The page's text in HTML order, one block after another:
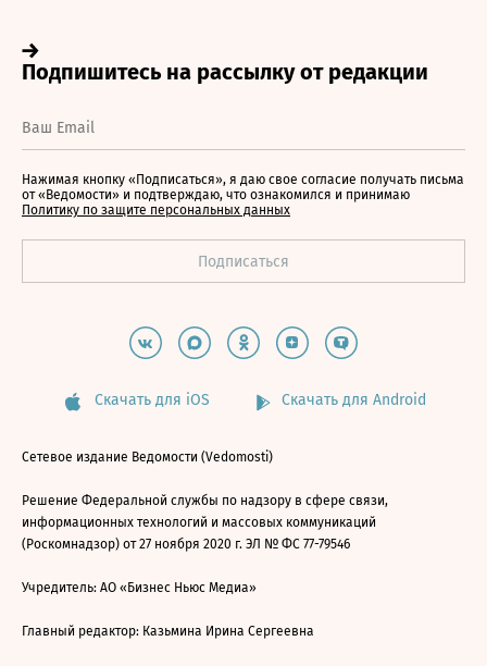
Нажимая кнопку «Подписаться», я даю свое согласие получать письма
от «Ведомости» и подтверждаю, что ознакомился и принимаю
Политику по защите персональных данных
Скачать для iOS Скачать для Android
Сетевое издание Ведомости (Vedomosti)
Решение Федеральной службы по надзору в сфере связи,
информационных технологий и массовых коммуникаций
(Роскомнадзор) от 27 ноября 2020 г. ЭЛ № ФС 77-79546
Учредитель: АО «Бизнес Ньюс Медиа»
Главный редактор: Казьмина Ирина Сергеевна